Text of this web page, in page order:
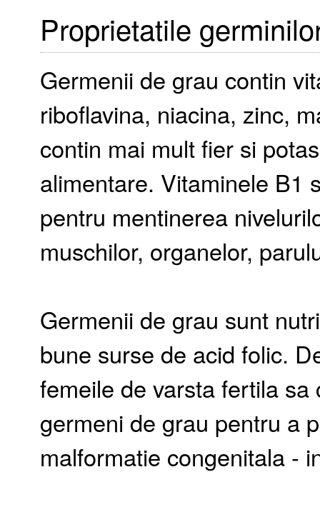
Proprietatile
Germenii de grau contin
riboflavina, niacina, zinc,
contin mai mult fier si
alimentare. Vitaminele B1
pentru mentinerea
muschilor, organelor,
Germenii de grau sunt
bune surse de acid folic.
femeile de varsta fertila
germeni de grau pentru a
malformatie congenitala -